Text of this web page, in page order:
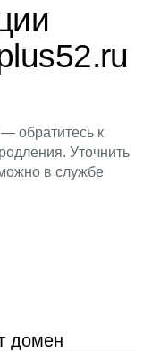
обратитесь к
Уточнить
в службе
домен